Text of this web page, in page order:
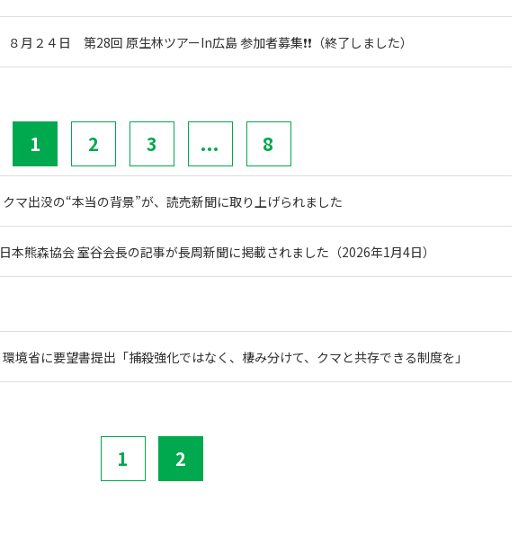
８月２４日 第28回 原生林ツアーIn広島 参加者募集❗❗（終了しました）
1 2 3 ... 8
クマ出没の“本当の背景”が、読売新聞に取り上げられました
日本熊森協会 室谷会長の記事が長周新聞に掲載されました（2026年1月4日）
環境省に要望書提出「捕殺強化ではなく、棲み分けて、クマと共存できる制度を」
1 2